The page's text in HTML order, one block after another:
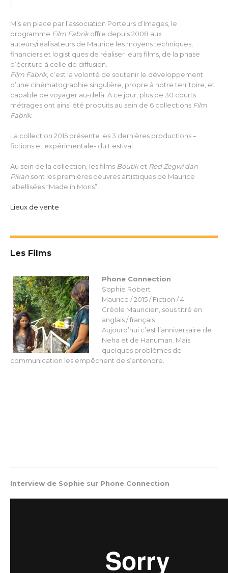
!
Mis en place par l’association Porteurs d’Images, le
programme Film Fabrikoffre depuis 2008 aux
auteurs/réalisateurs de Maurice les moyens techniques,
financiers et logistiques de réaliser leurs films, de la phase
d’écriture à celle de diffusion.
Film Fabrik, c’est la volonté de soutenir le développement
d’une cinématographie singulière, propre à notre territoire, et
capable de voyager au-delà. À ce jour, plus de 30 courts
métrages ont ainsi été produits au sein de 6 collections Film
Fabrik.
La collection 2015 présente les 3 dernières productions –
fictions et expérimentale- du Festival.
Au sein de la collection, les films Boutiket Rod Zegwi dan
Pikan sont les premières oeuvres artistiques de Maurice
labellisées “Made in Moris”.
Lieux de vente
Les Films
Phone Connection
Sophie Robert
Maurice / 2015 / Fiction / 4′
Créole Mauricien, sous titré en
anglais / français
Aujourd’hui c’est l’anniversaire de
Neha et de Hanuman. Mais
quelques problèmes de
communication les empêchent de s’entendre.
Interview de Sophie sur Phone Connection